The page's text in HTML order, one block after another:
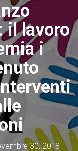
N
E
O
L
E
il lavoro
i
30, 2018